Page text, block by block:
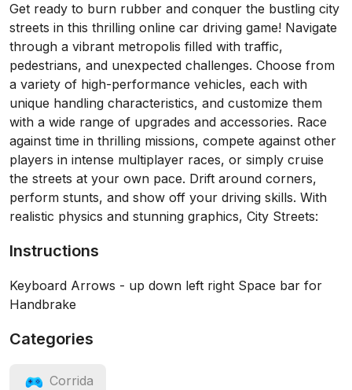
Get ready to burn rubber and conquer the bustling city
streets in this thrilling online car driving game! Navigate
through a vibrant metropolis filled with traffic,
pedestrians, and unexpected challenges. Choose from
a variety of high-performance vehicles, each with
unique handling characteristics, and customize them
with a wide range of upgrades and accessories. Race
against time in thrilling missions, compete against other
players in intense multiplayer races, or simply cruise
the streets at your own pace. Drift around corners,
perform stunts, and show off your driving skills. With
realistic physics and stunning graphics, City Streets:
Instructions
Keyboard Arrows - up down left right Space bar for
Handbrake
Categories
Corrida